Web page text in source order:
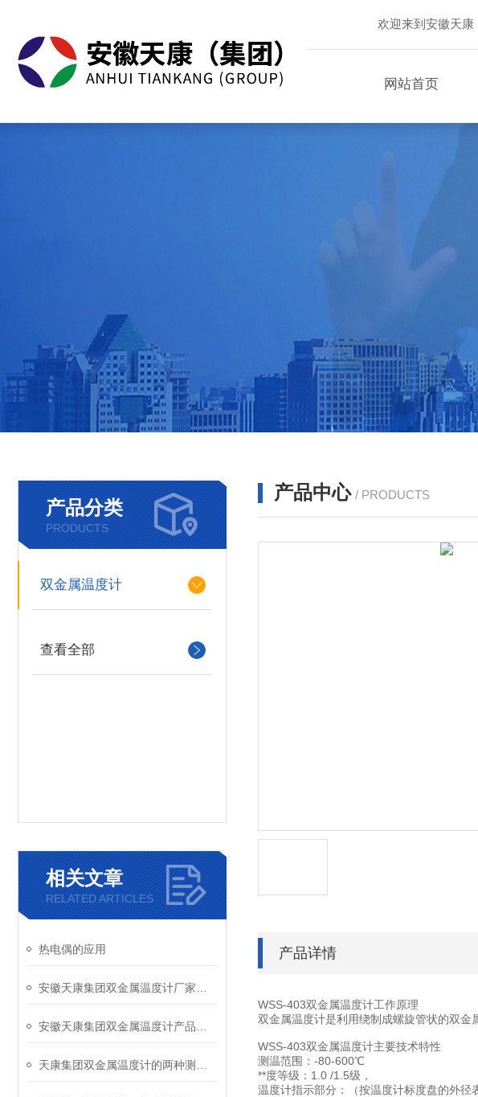
欢迎来到安徽天康
网站首页
产品分类
PRODUCTS
双金属温度计
查看全部
相关文章
RELATED ARTICLES
热电偶的应用
产品中心 / PRODUCTS
产品详情
WSS-403双金属温度计工作原理
双金属温度计是利用绕制成螺旋管状的双金
WSS-403双金属温度计主要技术特性
测温范围：-80-600℃
**度等级：1.0 /1.5级，
温度计指示部分：（按温度计标度盘的外径